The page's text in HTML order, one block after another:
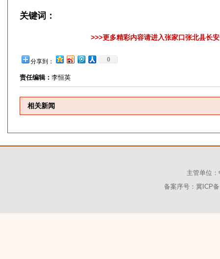
关键词：
>>>更多精彩内容请进入张家口张北县长
分享到： 0
责任编辑： 李恒英
相关新闻
主管单位
备案序号：冀ICP